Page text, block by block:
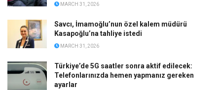
MARCH 31, 2026
Savcı, İmamoğlu’nun özel kalem müdürü
Kasapoğlu’na tahliye istedi
MARCH 31, 2026
Türkiye’de 5G saatler sonra aktif edilecek:
Telefonlarınızda hemen yapmanız gereken
ayarlar